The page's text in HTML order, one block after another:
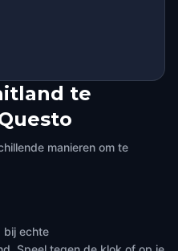
te
manieren om te
bij echte